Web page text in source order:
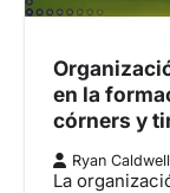
en la
córners y
Ryan Caldwell
La